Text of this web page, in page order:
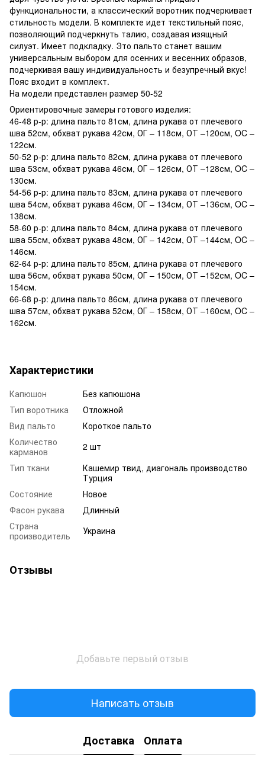
функциональности, а классический воротник подчеркивает
стильность модели. В комплекте идет текстильный пояс,
позволяющий подчеркнуть талию, создавая изящный
силуэт. Имеет подкладку. Это пальто станет вашим
универсальным выбором для осенних и весенних образов,
подчеркивая вашу индивидуальность и безупречный вкус!
Пояс входит в комплект.
На модели представлен размер 50-52
Ориентировочные замеры готового изделия:
46-48 р-р: длина пальто 81см, длина рукава от плечевого
шва 52см, обхват рукава 42см, ОГ – 118см, ОТ –120см, OC –
122см.
50-52 р-р: длина пальто 82см, длина рукава от плечевого
шва 53см, обхват рукава 46см, ОГ – 126см, ОТ –128см, OC –
130см.
54-56 р-р: длина пальто 83см, длина рукава от плечевого
шва 54см, обхват рукава 46см, ОГ – 134см, ОТ –136см, OC –
138см.
58-60 р-р: длина пальто 84см, длина рукава от плечевого
шва 55см, обхват рукава 48см, ОГ – 142см, ОТ –144см, OC –
146см.
62-64 р-р: длина пальто 85см, длина рукава от плечевого
шва 56см, обхват рукава 50см, ОГ – 150см, ОТ –152см, OC –
154см.
66-68 р-р: длина пальто 86см, длина рукава от плечевого
шва 57см, обхват рукава 52см, ОГ – 158см, ОТ –160см, OC –
162см.
Характеристики
Капюшон
Без капюшона
Тип воротника
Отложной
Вид пальто
Короткое пальто
Количество
карманов
2 шт
Тип ткани
Кашемир твид, диагональ производство
Турция
Состояние
Новое
Фасон рукава
Длинный
Страна
производитель
Украина
Отзывы
Добавьте первый отзыв
Написать отзыв
Доставка Оплата